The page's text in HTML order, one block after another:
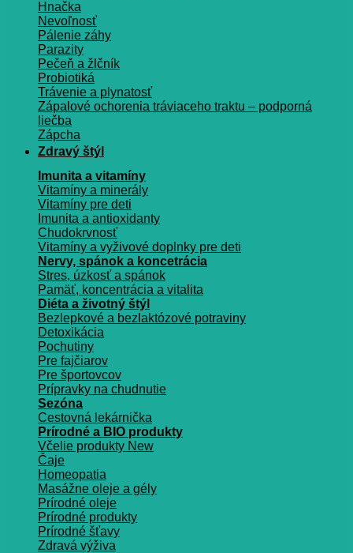
Hnačka
Nevoľnosť
Pálenie záhy
Parazity
Pečeň a žlčník
Probiotiká
Trávenie a plynatosť
Zápalové ochorenia tráviaceho traktu – podporná
liečba
Zápcha
Zdravý štýl
Imunita a vitamíny
Vitamíny a minerály
Vitamíny pre deti
Imunita a antioxidanty
Chudokrvnosť
Vitamíny a vyživové doplnky pre deti
Nervy, spánok a koncetrácia
Stres, úzkosť a spánok
Pamäť, koncentrácia a vitalita
Diéta a životný štýl
Bezlepkové a bezlaktózové potraviny
Detoxikácia
Pochutiny
Pre fajčiarov
Pre športovcov
Prípravky na chudnutie
Sezóna
Cestovná lekárnička
Prírodné a BIO produkty
Včelie produkty
Čaje
Homeopatia
Masážne oleje a gély
Prírodné oleje
Prírodné produkty
Prírodné šťavy
Zdravá výživa